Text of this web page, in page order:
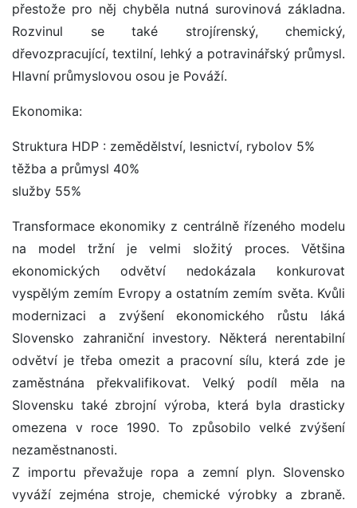
přestože pro něj chyběla nutná surovinová základna.
Rozvinul se také strojírenský, chemický,
dřevozpracující, textilní, lehký a potravinářský průmysl.
Hlavní průmyslovou osou je Pováží.
Ekonomika:
Struktura HDP : zemědělství, lesnictví, rybolov 5%
těžba a průmysl 40%
služby 55%
Transformace ekonomiky z centrálně řízeného modelu
na model tržní je velmi složitý proces. Většina
ekonomických odvětví nedokázala konkurovat
vyspělým zemím Evropy a ostatním zemím světa. Kvůli
modernizaci a zvýšení ekonomického růstu láká
Slovensko zahraniční investory. Některá nerentabilní
odvětví je třeba omezit a pracovní sílu, která zde je
zaměstnána překvalifikovat. Velký podíl měla na
Slovensku také zbrojní výroba, která byla drasticky
omezena v roce 1990. To způsobilo velké zvýšení
nezaměstnanosti.
Z importu převažuje ropa a zemní plyn. Slovensko
vyváží zejména stroje, chemické výrobky a zbraně.